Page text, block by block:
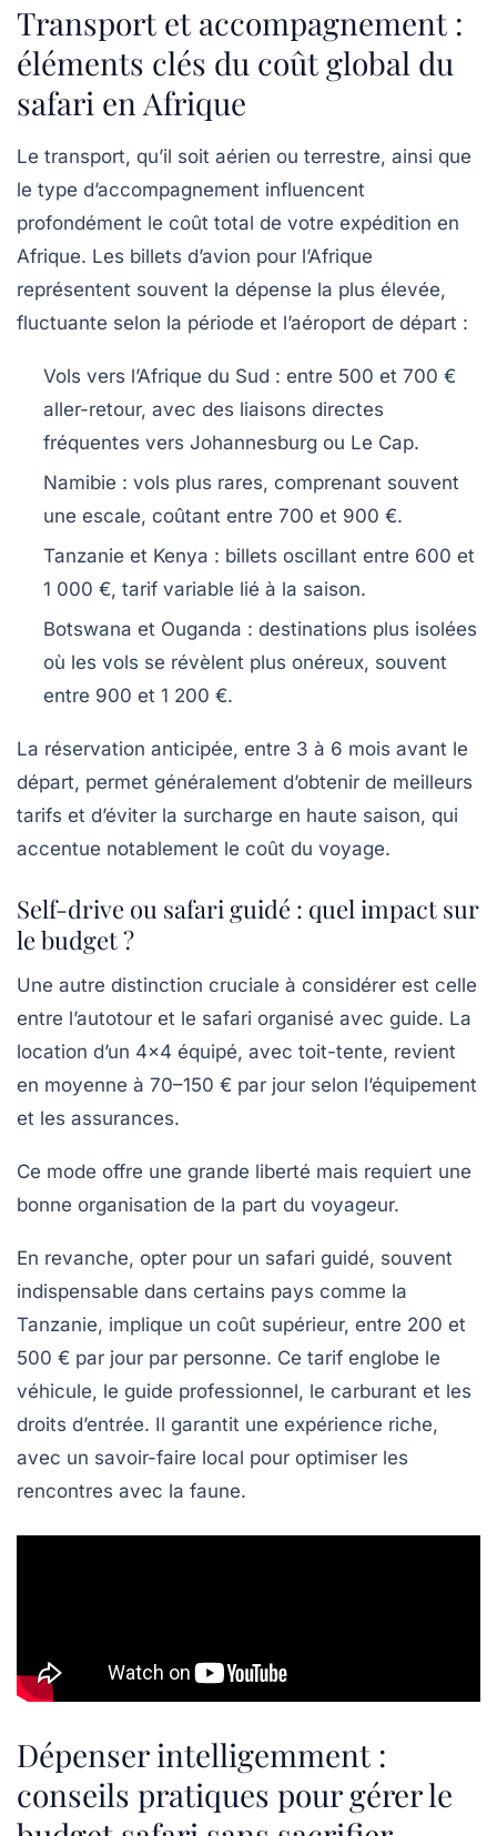
Transport et accompagnement :
éléments clés du coût global du
safari en Afrique
Le transport, qu’il soit aérien ou terrestre, ainsi que
le type d’accompagnement influencent
profondément le coût total de votre expédition en
Afrique. Les billets d’avion pour l’Afrique
représentent souvent la dépense la plus élevée,
fluctuante selon la période et l’aéroport de départ :
Vols vers l’Afrique du Sud : entre 500 et 700 €
aller-retour, avec des liaisons directes
fréquentes vers Johannesburg ou Le Cap.
Namibie : vols plus rares, comprenant souvent
une escale, coûtant entre 700 et 900 €.
Tanzanie et Kenya : billets oscillant entre 600 et
1 000 €, tarif variable lié à la saison.
Botswana et Ouganda : destinations plus isolées
où les vols se révèlent plus onéreux, souvent
entre 900 et 1 200 €.
La réservation anticipée, entre 3 à 6 mois avant le
départ, permet généralement d’obtenir de meilleurs
tarifs et d’éviter la surcharge en haute saison, qui
accentue notablement le coût du voyage.
Self-drive ou safari guidé : quel impact sur
le budget ?
Une autre distinction cruciale à considérer est celle
entre l’autotour et le safari organisé avec guide. La
location d’un 4×4 équipé, avec toit-tente, revient
en moyenne à 70–150 € par jour selon l’équipement
et les assurances.
Ce mode offre une grande liberté mais requiert une
bonne organisation de la part du voyageur.
En revanche, opter pour un safari guidé, souvent
indispensable dans certains pays comme la
Tanzanie, implique un coût supérieur, entre 200 et
500 € par jour par personne. Ce tarif englobe le
véhicule, le guide professionnel, le carburant et les
droits d’entrée. Il garantit une expérience riche,
avec un savoir-faire local pour optimiser les
rencontres avec la faune.
Dépenser intelligemment :
conseils pratiques pour gérer le